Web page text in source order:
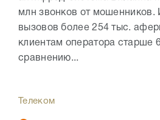
млн звонков от мошенников.
вызовов более 254 тыс.
клиентам оператора старше
сравнению...
Телеком